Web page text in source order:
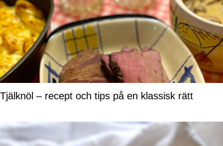
Tjälknöl – recept och tips på en klassisk rätt